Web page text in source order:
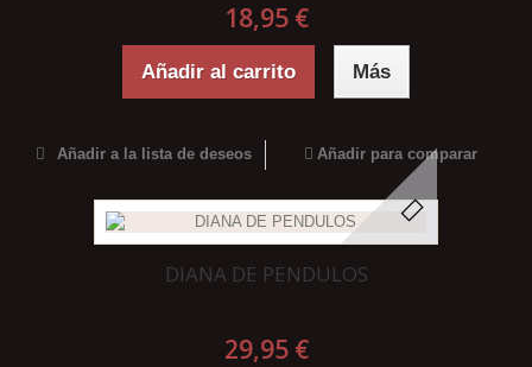
18,95 €
Añadir al carrito Más
Añadir a la lista de deseos Añadir para comparar
DIANA DE PENDULOS
29,95 €